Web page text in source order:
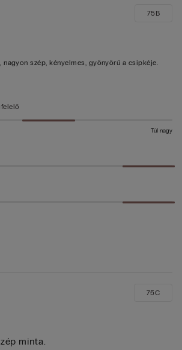
nagyon szép, kényelmes, gyönyörű a csipkéje.
75B
Túl nagy
minta.
75C